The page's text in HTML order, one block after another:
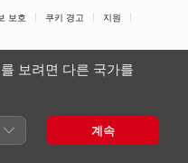
보호 쿠키 경고
지원
보려면 다른 국가를
계속